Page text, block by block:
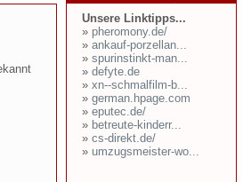
Unsere Linktipps...
» pheromony.de/
» ankauf-porzellan...
» spurinstinkt-man...
» defyte.de
» xn--schmalfilm-b...
» german.hpage.com
» eputec.de/
» betreute-kinderr...
» cs-direkt.de/
» umzugsmeister-wo...